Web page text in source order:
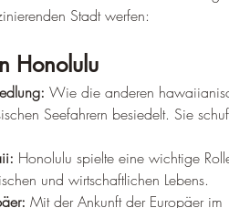
Stadt werfen:
Honolulu
Wie die anderen
Seefahrern besiedelt. Sie
Honolulu spielte eine wichtige
und wirtschaftlichen Lebens.
Mit der Ankunft der Europäer